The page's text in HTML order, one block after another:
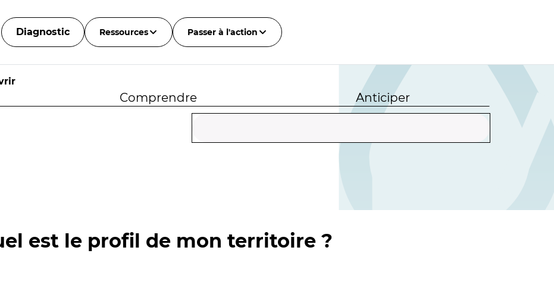
Diagnostic Ressources Passer à l'action
Comprendre Anticiper
est le profil de mon territoire ?